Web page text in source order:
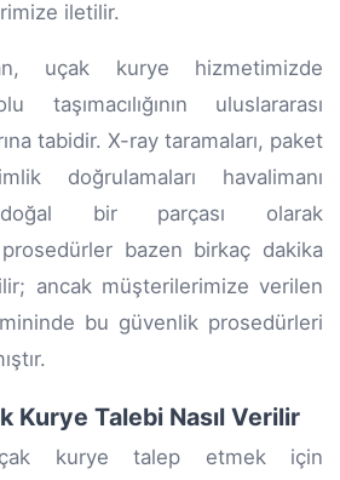
iletilir.
uçak kurye hizmetimizde
taşımacılığının uluslararası
tabidir. X-ray taramaları, paket
doğrulamaları havalimanı
doğal bir parçası olarak
bazen birkaç dakika
ancak müşterilerimize verilen
bu güvenlik prosedürleri
Kurye Talebi Nasıl Verilir
uçak kurye talep etmek için